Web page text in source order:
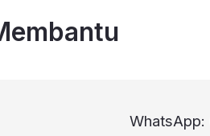
WhatsApp: